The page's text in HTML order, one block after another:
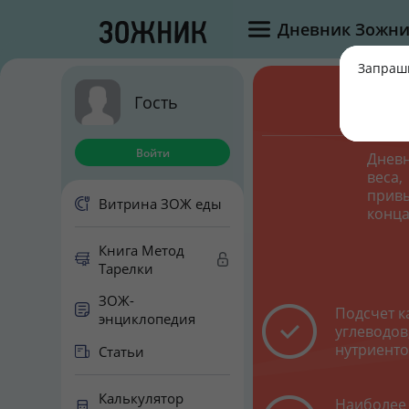
Дневник
Подсчет
Наиболее
Гость
Войти
Витрина ЗОЖ еды
Книга Метод
Тарелки
ЗОЖ-
энциклопедия
Статьи
Калькулятор